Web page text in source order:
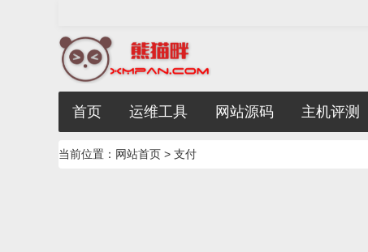
首页 运维工具 网站源码 主机评测
当前位置： 网站首页 > 支付